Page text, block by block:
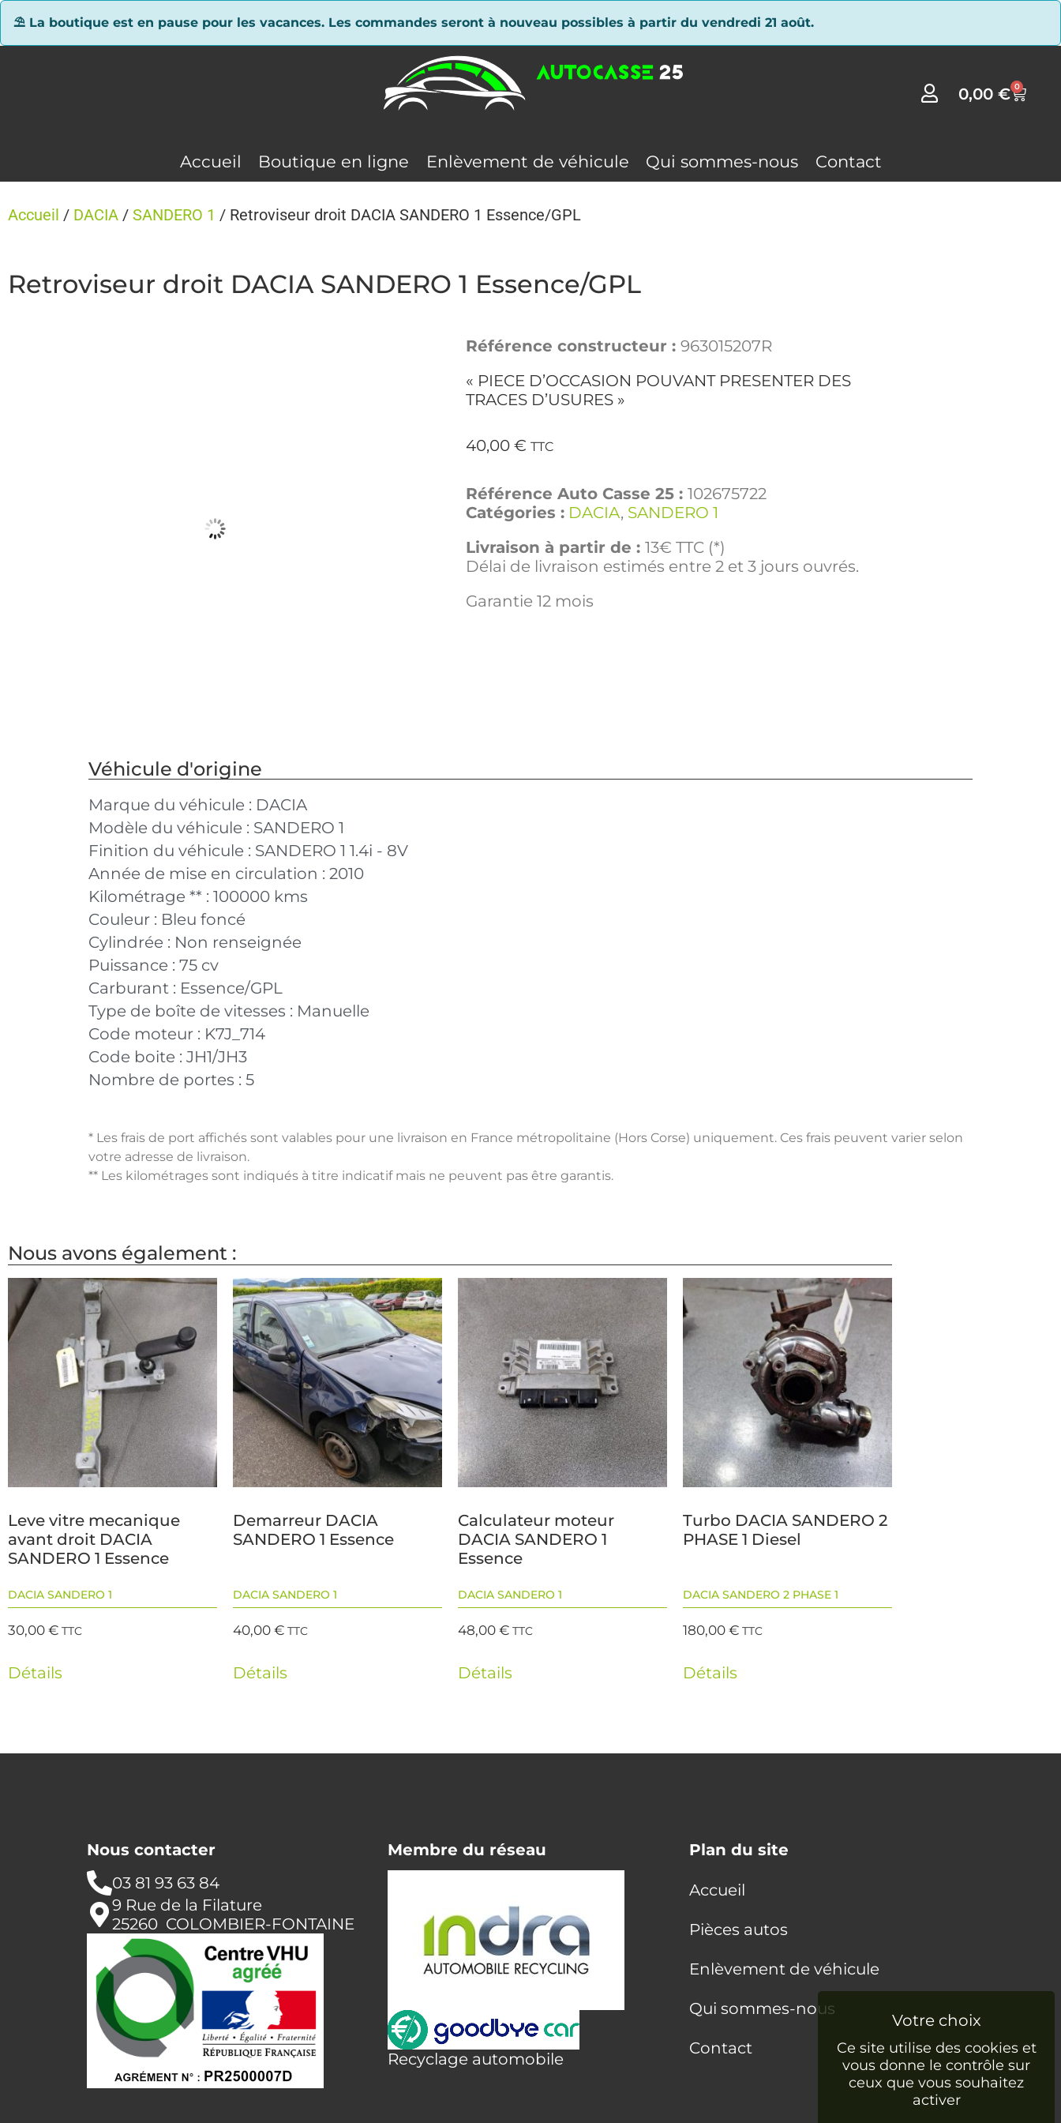
⛱ La boutique est en pause pour les vacances. Les commandes seront à nouveau possibles à partir du vendredi 21 août.
0,00€ 0
Accueil Boutique en ligne Enlèvement de véhicule Qui sommes-nous Contact
Accueil / DACIA / SANDERO 1 / Retroviseur droit DACIA SANDERO 1 Essence/GPL
Retroviseur droit DACIA SANDERO 1 Essence/GPL
Référence constructeur : 963015207R
« PIECE D’OCCASION POUVANT PRESENTER DES
TRACES D’USURES »
40,00 € TTC
Référence Auto Casse 25 : 102675722
Catégories : DACIA, SANDERO 1
Livraison à partir de : 13€ TTC (*)
Délai de livraison estimés entre 2 et 3 jours ouvrés.
Garantie 12 mois
Véhicule d'origine
Marque du véhicule : DACIA
Modèle du véhicule : SANDERO 1
Finition du véhicule : SANDERO 1 1.4i - 8V
Année de mise en circulation : 2010
Kilométrage ** : 100000 kms
Couleur : Bleu foncé
Cylindrée : Non renseignée
Puissance : 75 cv
Carburant : Essence/GPL
Type de boîte de vitesses : Manuelle
Code moteur : K7J_714
Code boite : JH1/JH3
Nombre de portes : 5
* Les frais de port affichés sont valables pour une livraison en France métropolitaine (Hors Corse) uniquement. Ces frais peuvent varier selon
votre adresse de livraison.
** Les kilométrages sont indiqués à titre indicatif mais ne peuvent pas être garantis.
Nous avons également :
Leve vitre mecanique
avant droit DACIA
SANDERO 1 Essence
DACIA SANDERO 1
30,00€ TTC
Détails
Demarreur DACIA
SANDERO 1 Essence
DACIA SANDERO 1
40,00€ TTC
Détails
Calculateur moteur
DACIA SANDERO 1
Essence
DACIA SANDERO 1
48,00€ TTC
Détails
Turbo DACIA SANDERO 2
PHASE 1 Diesel
DACIA SANDERO 2 PHASE 1
180,00€ TTC
Détails
Nous contacter
03 81 93 63 84
9 Rue de la Filature
25260 COLOMBIER-FONTAINE
Membre du réseau
Recyclage automobile
Plan du site
Accueil
Pièces autos
Enlèvement de véhicule
Qui sommes-nous
Contact
Panneau de gestion des cookies
Ce site utilise des cookies et
vous donne le contrôle sur
ceux que vous souhaitez
activer